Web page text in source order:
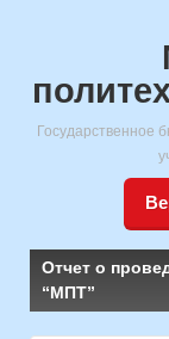
Государственное
Отчет о
“МПТ”